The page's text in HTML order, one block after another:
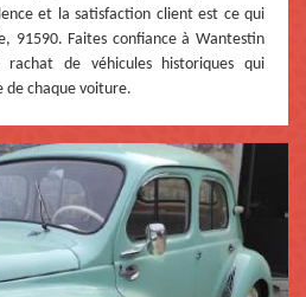
et la satisfaction client est ce qui
91590. Faites confiance à Wantestin
de véhicules historiques qui
de chaque voiture.